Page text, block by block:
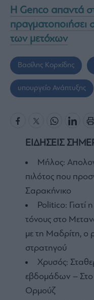
Η Genco απαντά
πραγματοποιήσει
των μετόχων
Βασίλης Κορκίδης
υπουργείο Ανάπτυξης
ΕΙΔΗΣΕΙΣ
Μήλος:
πιλότος που
Σαρακήνικο
Politico: Γιατί
τόνους στο
με τη Μαδρίτη, ο
στρατηγού
Χρυσός:
εβδομάδων – Στο
Ορμούζ